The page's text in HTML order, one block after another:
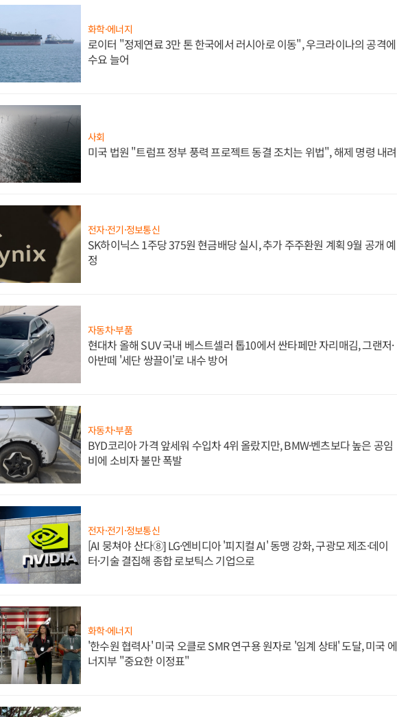
화학·에너지
로이터 "정제연료 3만 톤 한국에서 러시아로 이동", 우크라이나의 공격에
수요 늘어
사회
미국 법원 "트럼프 정부 풍력 프로젝트 동결 조치는 위법", 해제 명령 내려
전자·전기·정보통신
SK하이닉스 1주당 375원 현금배당 실시, 추가 주주환원 계획 9월 공개 예
정
자동차·부품
현대차 올해 SUV 국내 베스트셀러 톱10에서 싼타페만 자리매김, 그랜저·
아반떼 '세단 쌍끌이'로 내수 방어
자동차·부품
BYD코리아 가격 앞세워 수입차 4위 올랐지만, BMW·벤츠보다 높은 공임
비에 소비자 불만 폭발
전자·전기·정보통신
[AI 뭉쳐야 산다⑧] LG·엔비디아 '피지컬 AI' 동맹 강화, 구광모 제조·데이
터·기술 결집해 종합 로보틱스 기업으로
화학·에너지
'한수원 협력사' 미국 오클로 SMR 연구용 원자로 '임계 상태' 도달, 미국 에
너지부 "중요한 이정표"